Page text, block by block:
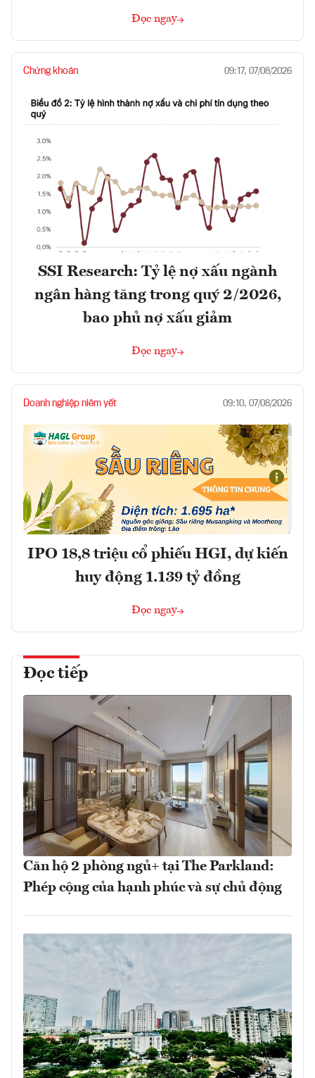
Đọc ngay
Chứng khoán 09:17, 07/08/2026
SSI Research: Tỷ lệ nợ xấu ngành
ngân hàng tăng trong quý 2/2026,
bao phủ nợ xấu giảm
Đọc ngay
Doanh nghiệp niêm yết 09:10, 07/08/2026
IPO 18,8 triệu cổ phiếu HGI, dự kiến
huy động 1.139 tỷ đồng
Đọc ngay
Đọc tiếp
Căn hộ 2 phòng ngủ+ tại The Parkland:
Phép cộng của hạnh phúc và sự chủ động